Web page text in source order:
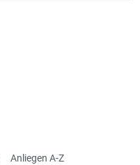
Anliegen A-Z